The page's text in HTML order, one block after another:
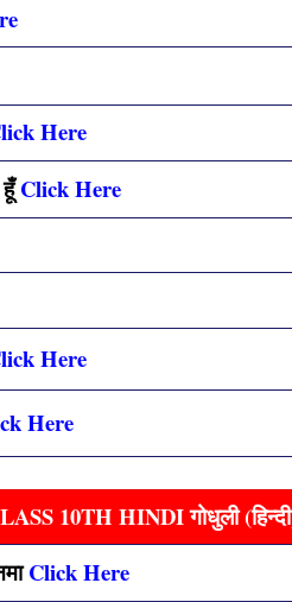
Here
हूँClick Here
Here
Here
10TH HINDI गोधुली
Click Here